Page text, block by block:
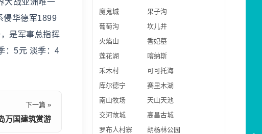
大战亚洲唯一
侵华德军1899
是军事总指挥
：5元 淡季：4
下一篇 »
万国建筑赏游
魔鬼城
果子沟
葡萄沟
坎儿井
火焰山
香妃墓
莲花湖
喀纳斯
禾木村
可可托海
库尔德宁
赛里木湖
南山牧场
天山天池
交河故城
高昌古城
罗布人村寨
胡杨林公园